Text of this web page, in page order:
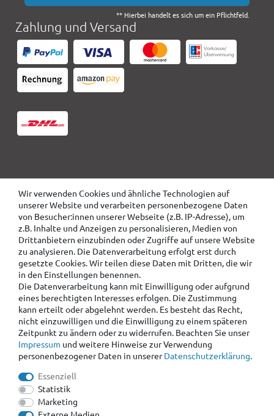
Wir verwenden Cookies und ähnliche Technologien auf
unserer Website und verarbeiten personenbezogene Daten
von Besucher:innen unserer Webseite (z.B. IP-Adresse), um
z.B. Inhalte und Anzeigen zu personalisieren, Medien von
Drittanbietern einzubinden oder Zugriffe auf unsere Website
zu analysieren. Die Datenverarbeitung erfolgt erst durch
gesetzte Cookies. Wir teilen diese Daten mit Dritten, die wir
in den Einstellungen benennen.
Die Datenverarbeitung kann mit Einwilligung oder aufgrund
eines berechtigten Interesses erfolgen. Die Zustimmung
kann erteilt oder abgelehnt werden. Es besteht das Recht,
nicht einzuwilligen und die Einwilligung zu einem späteren
Zeitpunkt zu ändern oder zu widerrufen. Beachten Sie unser
Impressum und weitere Hinweise zur Verwendung
personenbezogener Daten in unsererDaten­schutz­erklärung.
Essenziell
Statistik
Marketing
** Hierbei handelt es sich um ein Pflichtfeld.
Zahlung und Versand